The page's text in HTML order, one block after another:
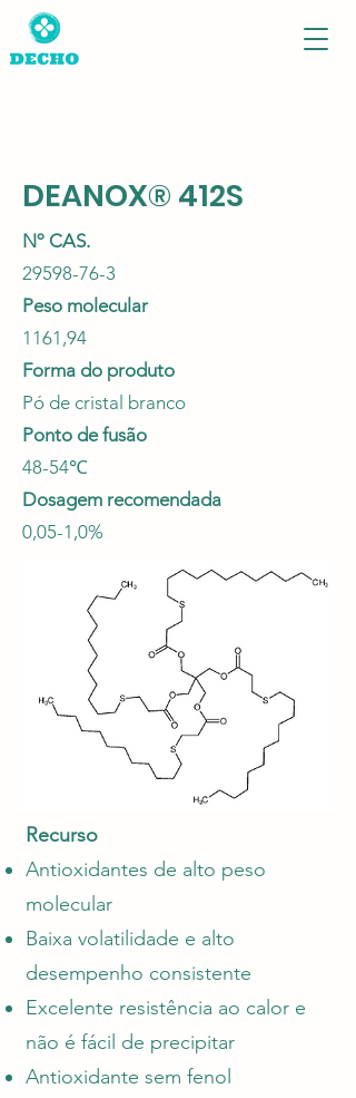
DEANOX® 412S
Nº CAS.
29598-76-3
Peso molecular
1161,94
Forma do produto
Pó de cristal branco
Ponto de fusão
48-54℃
Dosagem recomendada
0,05-1,0%
Recurso
Antioxidantes de alto peso
molecular
Baixa volatilidade e alto
desempenho consistente
Excelente resistência ao calor e
não é fácil de precipitar
Antioxidante sem fenol